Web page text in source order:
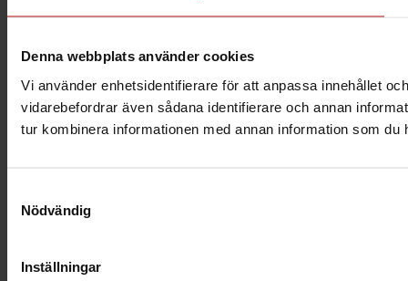
Denna webbplats använder cookies
Vi använder enhetsidentifierare för att anpassa innehållet
vidarebefordrar även sådana identifierare och annan
tur kombinera informationen med annan information som
Nödvändig
Inställningar